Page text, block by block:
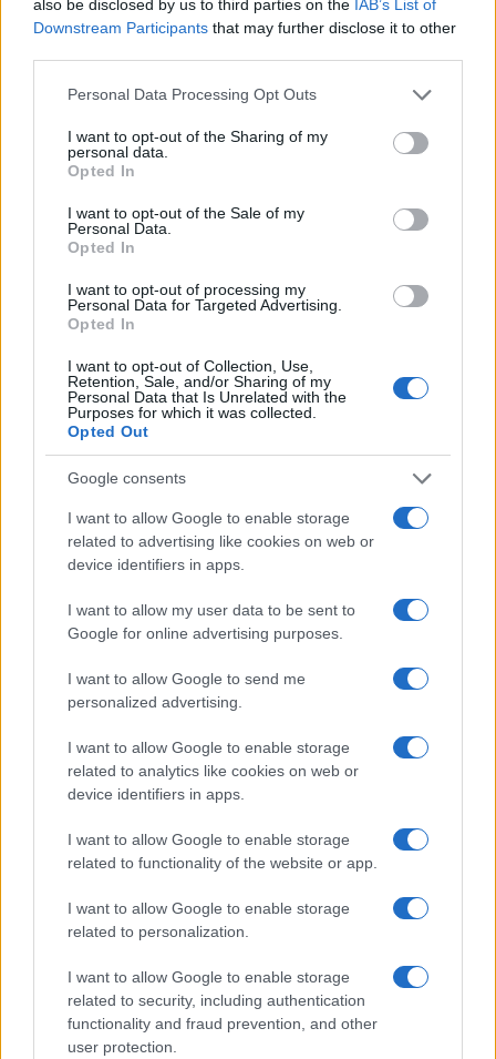
also be disclosed by us to third parties on the IAB’s List of
Downstream Participants that may further disclose it to other
Please note that this website/app uses one or more Google
not limited to your visit or usage behaviour. You may click to
grant or deny consent to Google and its third-party tags to
use your data for below specified purposes in below Google
consent section.
Personal Data Processing Opt Outs
I want to opt-out of the Sharing of my
personal data.
Opted In
I want to opt-out of the Sale of my
Personal Data.
Opted In
I want to opt-out of processing my
Personal Data for Targeted Advertising.
Opted In
I want to opt-out of Collection, Use,
Retention, Sale, and/or Sharing of my
Personal Data that Is Unrelated with the
Purposes for which it was collected.
Opted Out
Google consents
I want to allow Google to enable storage
related to advertising like cookies on web or
device identifiers in apps.
I want to allow my user data to be sent to
Google for online advertising purposes.
I want to allow Google to send me
personalized advertising.
I want to allow Google to enable storage
related to analytics like cookies on web or
device identifiers in apps.
I want to allow Google to enable storage
related to functionality of the website or app.
I want to allow Google to enable storage
related to personalization.
I want to allow Google to enable storage
related to security, including authentication
functionality and fraud prevention, and other
user protection.
El impacto de la iniciativa de Gabriel
Rufián en el panorama político español
POLÍTICA
Cómo la política exterior de Trump está
seguidores de MAGA
Los influencers del movimiento MAGA están revisando sus…
POLÍTICA